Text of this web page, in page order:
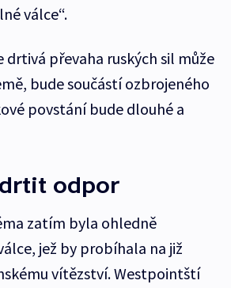
válce“.
převaha ruských sil může
bude součástí ozbrojeného
povstání bude dlouhé a
odpor
zatím byla ohledně
jež by probíhala na již
vítězství. Westpointští